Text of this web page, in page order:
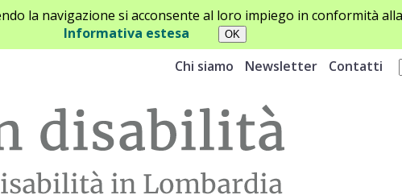
la navigazione si acconsente al loro impiego in conformità
Informativa estesa
Chi siamo
Newsletter Contatti